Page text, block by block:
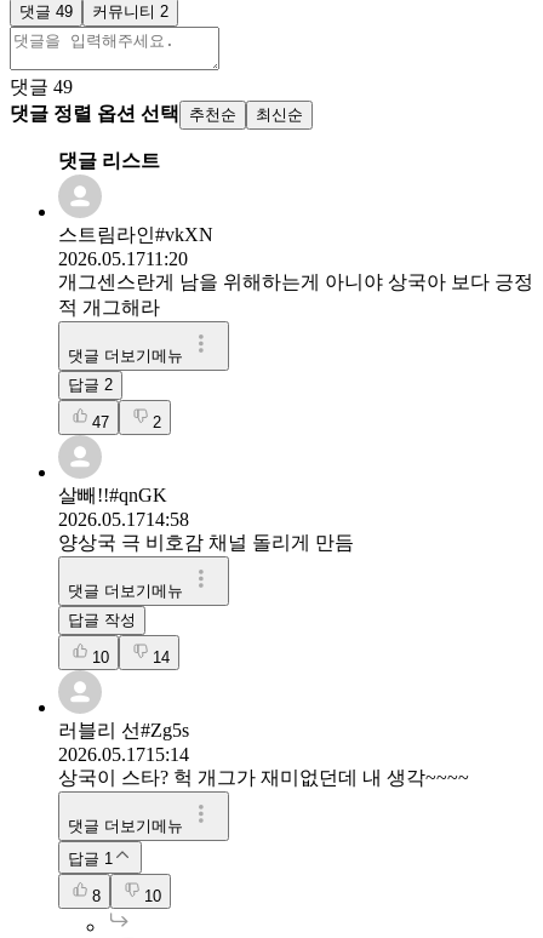
댓글 49 커뮤니티 2
댓글 49
댓글 정렬 옵션 선택
추천순 최신순
댓글 리스트
스트림라인#vkXN
2026.05.1711:20
개그센스란게 남을 위해하는게 아니야 상국아 보다 긍정
적 개그해라
댓글 더보기메뉴
답글 2
47 2
살빼!!#qnGK
2026.05.1714:58
양상국 극 비호감 채널 돌리게 만듬
댓글 더보기메뉴
답글 작성
10 14
러블리 선#Zg5s
2026.05.1715:14
상국이 스타? 헉 개그가 재미없던데 내 생각~~~~
댓글 더보기메뉴
답글 1
8 10